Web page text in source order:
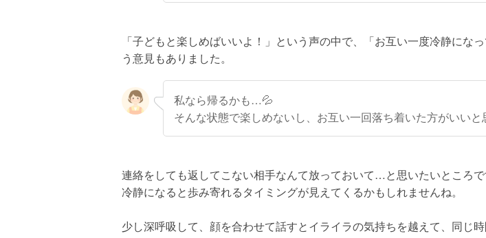
「子どもと楽しめばいいよ！」という声の中で、「お互い一度冷静にな
う意見もありました。
私なら帰るかも…💦
そんな状態で楽しめないし、お互い一回落ち着いた方がいいと
連絡をしても返してこない相手なんて放っておいて…と思いたいところ
冷静になると歩み寄れるタイミングが見えてくるかもしれませんね。
少し深呼吸して、顔を合わせて話すとイライラの気持ちを越えて、同じ